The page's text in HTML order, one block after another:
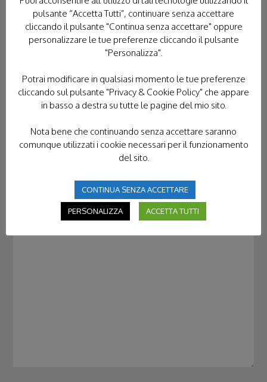
pulsante “Accetta Tutti”, continuare senza accettare
cliccando il pulsante "Continua senza accettare" oppure
personalizzare le tue preferenze cliccando il pulsante
"Personalizza".
Potrai modificare in qualsiasi momento le tue preferenze
cliccando sul pulsante "Privacy & Cookie Policy" che appare
in basso a destra su tutte le pagine del mio sito.
Nota bene che continuando senza accettare saranno
comunque utilizzati i cookie necessari per il funzionamento
del sito.
CONTINUA SENZA ACCETTARE
PERSONALIZZA ACCETTA TUTTI